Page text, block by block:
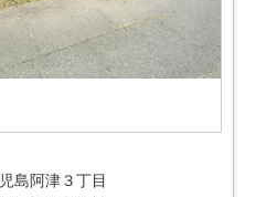
児島阿津３丁目